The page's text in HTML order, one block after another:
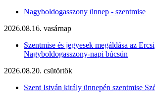
Nagyboldogasszony ünnep - szentmise
2026.08.16. vasárnap
Szentmise és jegyesek megáldása az Ercsi
Nagyboldogasszony-napi búcsún
2026.08.20. csütörtök
Szent István király ünnepén szentmise